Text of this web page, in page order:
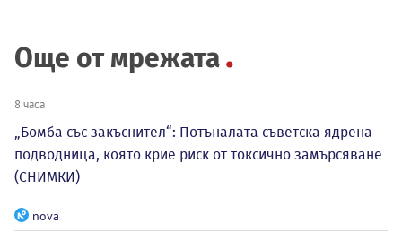
Още от мрежата
8 часа
„Бомба със закъснител“: Потъналата съветска ядрена
подводница, която крие риск от токсично замърсяване
(СНИМКИ)
nova